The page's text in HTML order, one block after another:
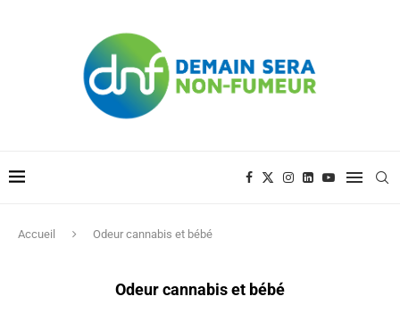
Accueil Odeur cannabis et bébé
Odeur cannabis et bébé